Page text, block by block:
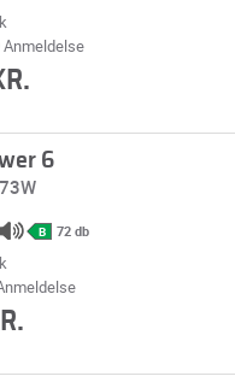
Anmeldelse
6
B 72 db